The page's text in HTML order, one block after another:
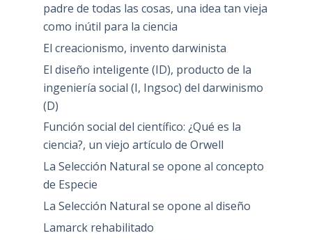
padre de todas las cosas, una idea tan vieja
como inútil para la ciencia
El creacionismo, invento darwinista
El diseño inteligente (ID), producto de la
ingeniería social (I, Ingsoc) del darwinismo
(D)
Función social del científico: ¿Qué es la
ciencia?, un viejo artículo de Orwell
La Selección Natural se opone al concepto
de Especie
La Selección Natural se opone al diseño
Lamarck rehabilitado